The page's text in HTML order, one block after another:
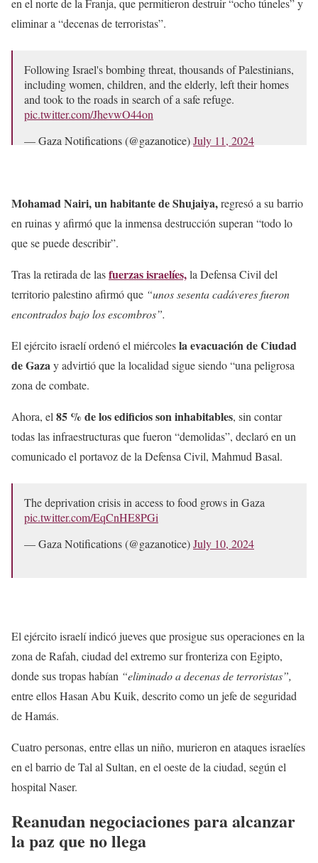
en el norte de la Franja, que permitieron destruir “ocho túneles” y
eliminar a “decenas de terroristas”.
Following Israel's bombing threat, thousands of Palestinians,
including women, children, and the elderly, left their homes
and took to the roads in search of a safe refuge.
pic.twitter.com/JhevwO44on
— Gaza Notifications (@gazanotice)July 11, 2024
Mohamad Nairi, un habitante de Shujaiya,regresó a su barrio
en ruinas y afirmó que la inmensa destrucción superan “todo lo
que se puede describir”.
Tras la retirada de lasfuerzas israelíes,la Defensa Civil del
territorio palestino afirmó que “unos sesenta cadáveres fueron
encontrados bajo los escombros”.
El ejército israelí ordenó el miércolesla evacuación de Ciudad
de Gazay advirtió que la localidad sigue siendo “una peligrosa
zona de combate.
Ahora, el 85 % de los edificios son inhabitables, sin contar
todas las infraestructuras que fueron “demolidas”, declaró en un
comunicado el portavoz de la Defensa Civil, Mahmud Basal.
The deprivation crisis in access to food grows in Gaza
pic.twitter.com/EqCnHE8PGi
— Gaza Notifications (@gazanotice)July 10, 2024
El ejército israelí indicó jueves que prosigue sus operaciones en la
zona de Rafah, ciudad del extremo sur fronteriza con Egipto,
donde sus tropas habían “eliminado a decenas de terroristas”,
entre ellos Hasan Abu Kuik, descrito como un jefe de seguridad
de Hamás.
Cuatro personas, entre ellas un niño, murieron en ataques israelíes
en el barrio de Tal al Sultan, en el oeste de la ciudad, según el
hospital Naser.
Reanudan negociaciones para alcanzar
la paz que no llega